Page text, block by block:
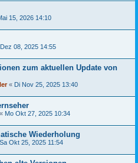
15, 2026 14:10
08, 2025 14:55
zum aktuellen Update von
« Di Nov 25, 2025 13:40
« Mo Okt 27, 2025 10:34
Wiederholung
Sa Okt 25, 2025 11:54